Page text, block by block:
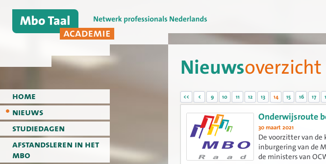
home
nieuws
studiedagen
afstandsleren in het
mbo
Nieuwsoverzicht
<< < 9 10 11 12 13 14 15 16 17
Onderwijsroute
30 maart 2021
De voorzitter van
inburgering van de
de ministers van